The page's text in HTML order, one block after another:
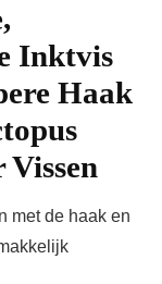
Inktvis
Haak
met de haak en